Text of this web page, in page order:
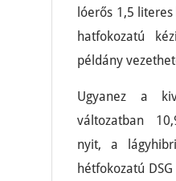
lóerős 1,5
hatfokozatú
példány
Ugyanez a
változatban
nyit, a
hétfokozatú